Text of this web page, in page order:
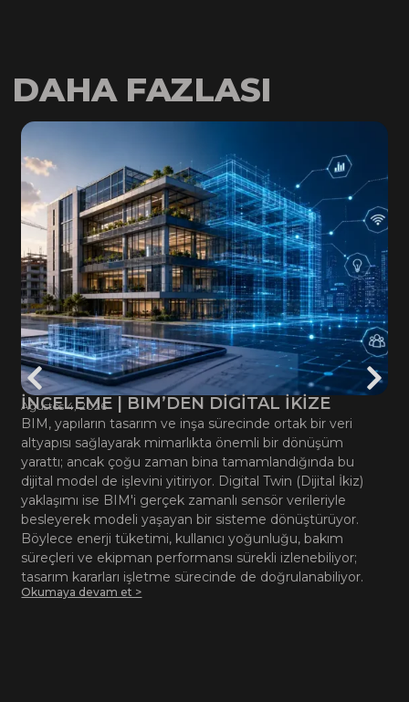
DAHA FAZLASI
İNCELEME | BIM’DEN DİGİTAL İKİZE
Ağustos 4, 2026
BIM, yapıların tasarım ve inşa sürecinde ortak bir veri
altyapısı sağlayarak mimarlıkta önemli bir dönüşüm
yarattı; ancak çoğu zaman bina tamamlandığında bu
dijital model de işlevini yitiriyor. Digital Twin (Dijital İkiz)
yaklaşımı ise BIM'i gerçek zamanlı sensör verileriyle
besleyerek modeli yaşayan bir sisteme dönüştürüyor.
Böylece enerji tüketimi, kullanıcı yoğunluğu, bakım
süreçleri ve ekipman performansı sürekli izlenebiliyor;
tasarım kararları işletme sürecinde de doğrulanabiliyor.
Okumaya devam et >